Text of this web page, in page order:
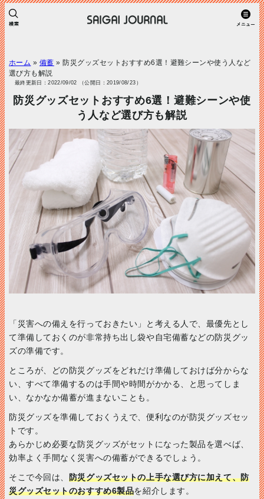
ホーム » 備蓄 » 防災グッズセットおすすめ6選！避難シーンや使う人など
選び方も解説
最終更新日：2022/09/02 （公開日：2019/08/23）
防災グッズセットおすすめ6選！避難シーンや使
う人など選び方も解説
「災害への備えを行っておきたい」と考える人で、最優先とし
て準備しておくのが非常持ち出し袋や自宅備蓄などの防災グッ
ズの準備です。
ところが、どの防災グッズをどれだけ準備しておけば分からな
い、すべて準備するのは手間や時間がかかる、と思ってしま
い、なかなか備蓄が進まないことも。
防災グッズを準備しておくうえで、便利なのが防災グッズセッ
トです。
あらかじめ必要な防災グッズがセットになった製品を選べば、
効率よく手間なく災害への備蓄ができるでしょう。
そこで今回は、 防災グッズセットの上手な選び方に加えて、防
災グッズセットのおすすめ6製品を紹介します。